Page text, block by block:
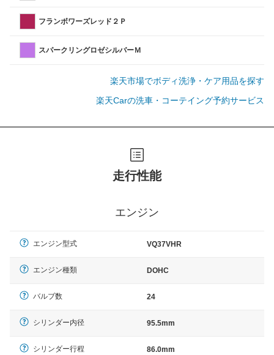
フランボワーズレッド２Ｐ
スパークリングロゼシルバーＭ
楽天市場でボディ洗浄・ケア用品を探す
楽天Carの洗車・コーテイング予約サービス
走行性能
エンジン
エンジン型式 VQ37VHR
エンジン種類 DOHC
バルブ数 24
シリンダー内径 95.5mm
シリンダー行程 86.0mm